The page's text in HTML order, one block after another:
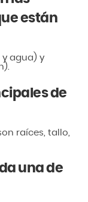
están
agua) y
de
raíces, tallo,
una de